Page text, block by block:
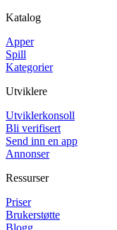
Katalog
Apper
Spill
Kategorier
Utviklere
Utviklerkonsoll
Bli verifisert
Send inn en app
Annonser
Ressurser
Priser
Brukerstøtte
Blogg